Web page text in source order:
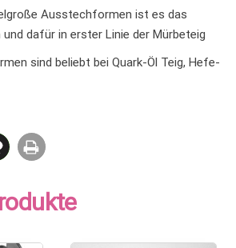
Ausstechformen ist es das
dafür in erster Linie der Mürbeteig
sind beliebt bei Quark-Öl Teig, Hefe-